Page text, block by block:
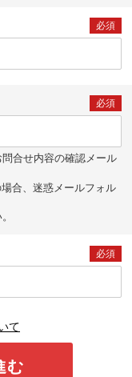
必須
必須
合せ内容の確認メール
合、迷惑メールフォル
必須
て
む